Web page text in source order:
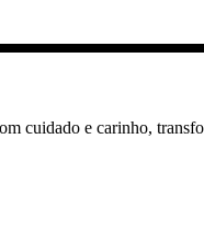
cuidado e carinho,